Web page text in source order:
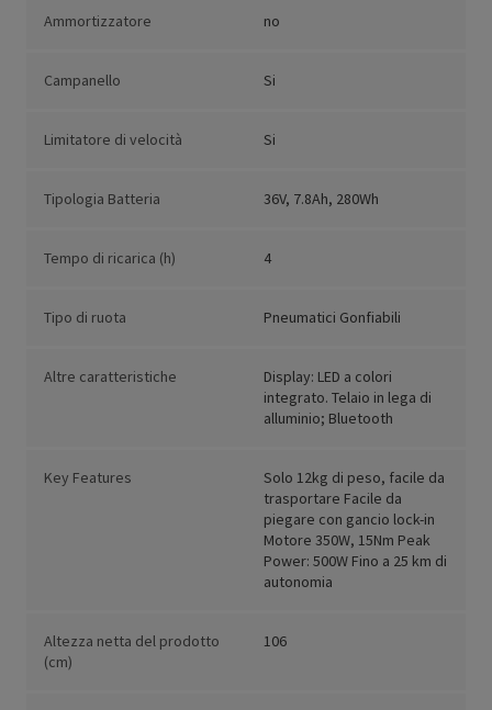
Ammortizzatore no
Campanello Si
Limitatore di velocità Si
Tipologia Batteria 36V, 7.8Ah, 280Wh
Tempo di ricarica (h) 4
Tipo di ruota Pneumatici Gonfiabili
Altre caratteristiche
Display: LED a colori
integrato. Telaio in lega di
alluminio; Bluetooth
Key Features
Solo 12kg di peso, facile da
trasportare Facile da
piegare con gancio lock-in
Motore 350W, 15Nm Peak
Power: 500W Fino a 25 km di
autonomia
Altezza netta del prodotto
(cm)
106